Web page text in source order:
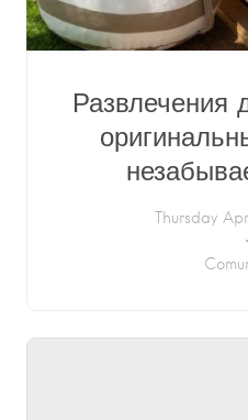
Развлечения
Thursday